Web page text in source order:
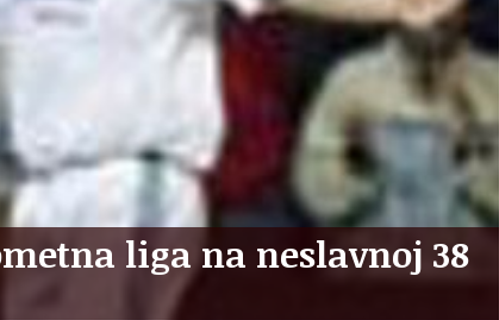
liga na neslavnoj 38